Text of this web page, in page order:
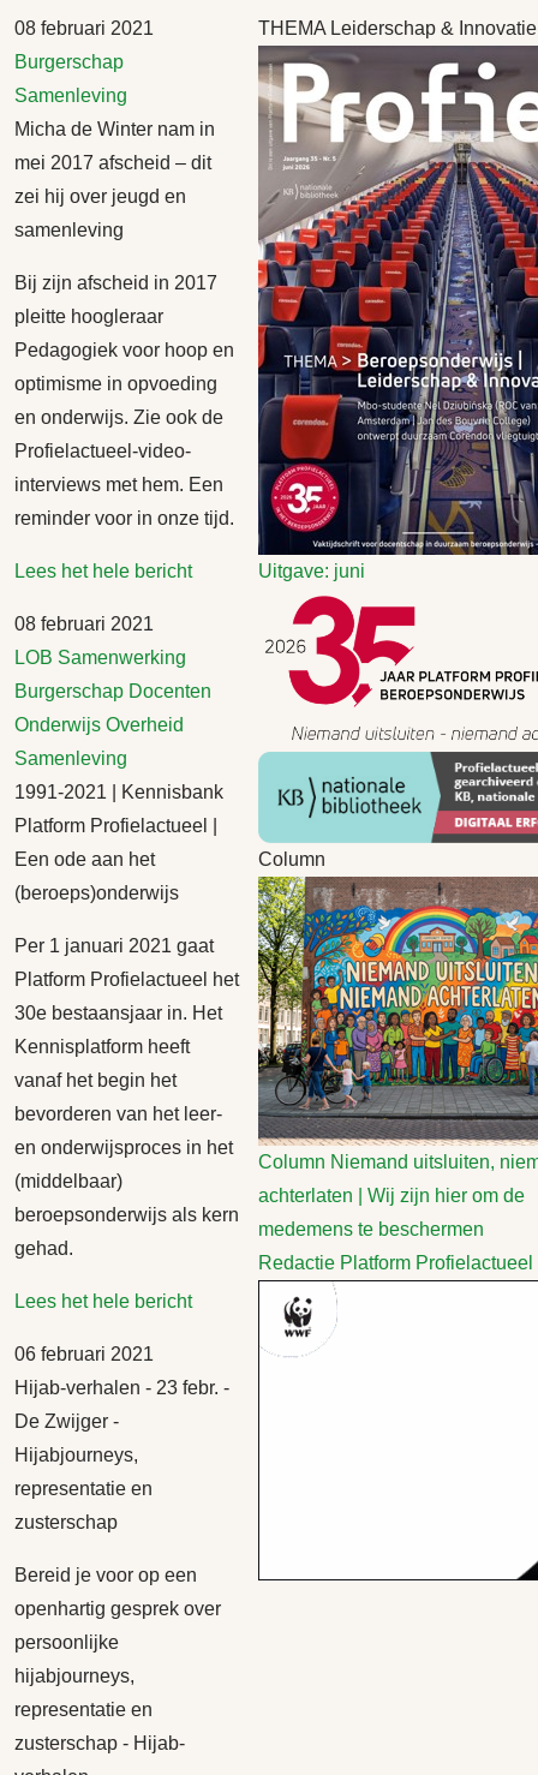
08 februari 2021
Burgerschap
Samenleving
Micha de Winter nam in
mei 2017 afscheid – dit
zei hij over jeugd en
samenleving
Bij zijn afscheid in 2017
pleitte hoogleraar
Pedagogiek voor hoop en
optimisme in opvoeding
en onderwijs. Zie ook de
Profielactueel-video-
interviews met hem. Een
reminder voor in onze tijd.
Lees het hele bericht
08 februari 2021
LOB Samenwerking
Burgerschap Docenten
Onderwijs Overheid
Samenleving
1991-2021 | Kennisbank
Platform Profielactueel |
Een ode aan het
(beroeps)onderwijs
Per 1 januari 2021 gaat
Platform Profielactueel het
30e bestaansjaar in. Het
Kennisplatform heeft
vanaf het begin het
bevorderen van het leer-
en onderwijsproces in het
(middelbaar)
beroepsonderwijs als kern
gehad.
Lees het hele bericht
06 februari 2021
Hijab-verhalen - 23 febr. -
De Zwijger -
Hijabjourneys,
representatie en
zusterschap
Bereid je voor op een
openhartig gesprek over
persoonlijke
hijabjourneys,
representatie en
zusterschap - Hijab-
THEMA Leiderschap & Innovatie
Uitgave: juni
Column
Column Niemand uitsluiten,
achterlaten | Wij zijn hier om de
medemens te beschermen
Redactie Platform Profielactueel